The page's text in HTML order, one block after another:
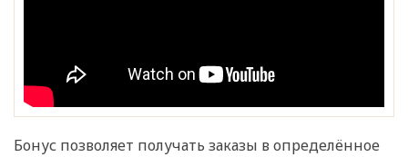
Бонус позволяет получать заказы в определённое